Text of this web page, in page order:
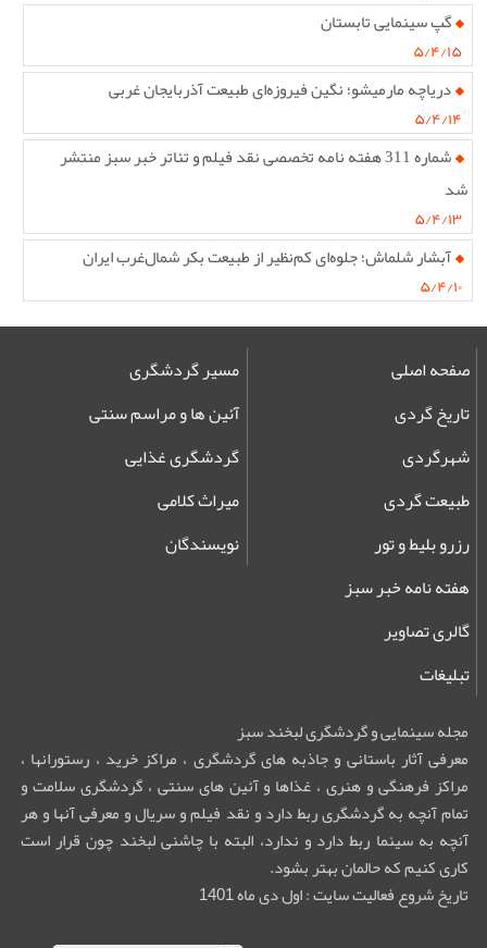
گپ سینمایی تابستان
۵/۴/۱۵
دریاچه مارمیشو؛ نگین فیروزه‌ای طبیعت آذربایجان غربی
۵/۴/۱۴
شماره 311 هفته نامه تخصصی نقد فیلم و تئاتر خبر سبز منتشر
شد
۵/۴/۱۳
آبشار شلماش؛ جلوه‌ای کم‌نظیر از طبیعت بکر شمال‌غرب ایران
۵/۴/۱۰
صفحه اصلی
تاریخ گردی
شهرگردی
طبیعت گردی
مسیر گردشگری
آئین ها و مراسم سنتی
گردشگری غذایی
میراث کلامی
رزرو بلیط و تور
هفته نامه خبر سبز
گالری تصاویر
تبلیغات
نویسندگان
مجله سینمایی و گردشگری لبخند سبز
معرفی آثار باستانی و جاذبه های گردشگری ، مراکز خرید ، رستورانها ،
مراکز فرهنگی و هنری ، غذاها و آئین های سنتی ، گردشگری سلامت و
تمام آنچه به گردشگری ربط دارد و نقد فیلم و سریال و معرفی آنها و هر
آنچه به سینما ربط دارد و ندارد، البته با چاشنی لبخند چون قرار است
کاری کنیم که حالمان بهتر بشود.
تاریخ شروع فعالیت سایت : اول دی ماه 1401